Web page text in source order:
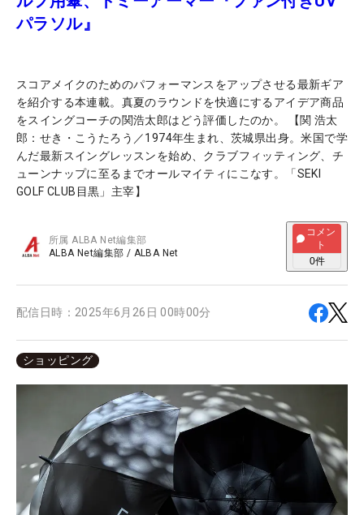
パラソル』
スコアメイクのためのパフォーマンスをアップさせる最新ギア
を紹介する本連載。真夏のラウンドを快適にするアイデア商品
をスイングコーチの関浩太郎はどう評価したのか。 【関 浩太
郎：せき・こうたろう／1974年生まれ、茨城県出身。米国で学
んだ最新スイングレッスンを始め、クラブフィッティング、チ
ューンナップに至るまでオールマイティにこなす。「SEKI
GOLF CLUB目黒」主宰】
所属ALBA Net編集部
ALBA Net編集部 / ALBA Net
コメン
ト
0件
配信日時： 2025年6月26日 00時00分
ショッピング